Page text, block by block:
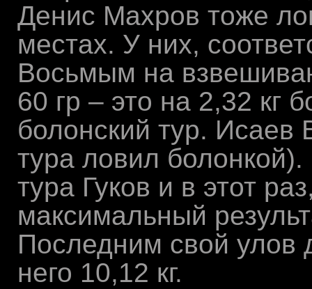
Денис Махров тоже
местах. У них,
Восьмым на
60 гр – это на 2,32 кг
болонский тур. Исаев
тура ловил
тура Гуков и в этот
максимальный
Последним свой улов
него 10,12 кг.